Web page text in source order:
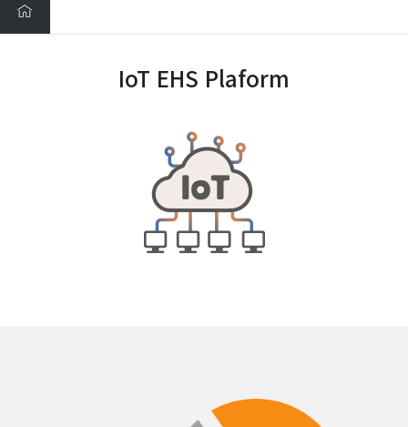
IoT EHS Plaform